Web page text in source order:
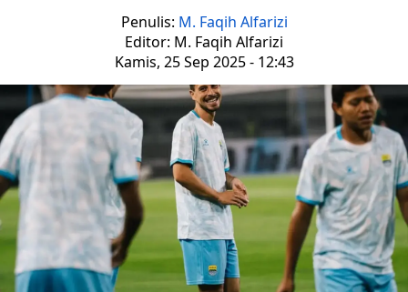
Penulis: M. Faqih Alfarizi
Editor: M. Faqih Alfarizi
Kamis, 25 Sep 2025 - 12:43